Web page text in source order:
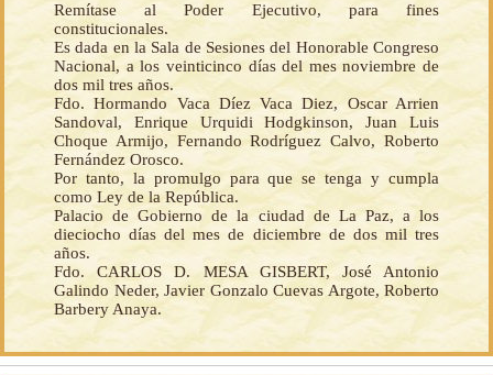
Remítase al Poder Ejecutivo, para fines
constitucionales.
Es dada en la Sala de Sesiones del Honorable Congreso
Nacional, a los veinticinco días del mes noviembre de
dos mil tres años.
Fdo. Hormando Vaca Díez Vaca Diez, Oscar Arrien
Sandoval, Enrique Urquidi Hodgkinson, Juan Luis
Choque Armijo, Fernando Rodríguez Calvo, Roberto
Fernández Orosco.
Por tanto, la promulgo para que se tenga y cumpla
como Ley de la República.
Palacio de Gobierno de la ciudad de La Paz, a los
dieciocho días del mes de diciembre de dos mil tres
años.
Fdo. CARLOS D. MESA GISBERT, José Antonio
Galindo Neder, Javier Gonzalo Cuevas Argote, Roberto
Barbery Anaya.